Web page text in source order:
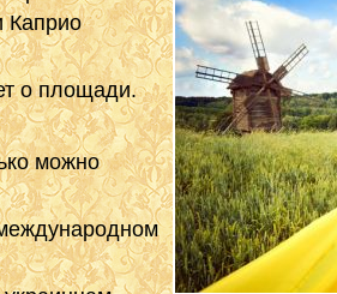
Каприо
о площади.
можно